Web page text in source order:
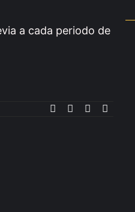
a cada periodo de